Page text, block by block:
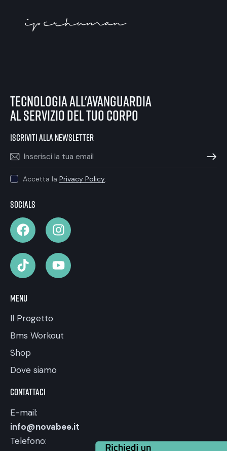
tecnologia all'avanguardia
al servizio del tuo corpo
iscriviti alla newsletter
ISCRIVITI
Accetta la Privacy Policy
Socials
Menu
Il Progetto
Bms Workout
Shop
Dove siamo
Contattaci
E-mail:
info@novabee.it
Telefono: